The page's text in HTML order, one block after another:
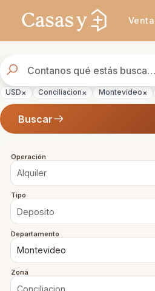
Venta
de
propiedades
USD× Conciliacion× Montevideo×
Buscar
Operación
Tipo
Departamento
Zona